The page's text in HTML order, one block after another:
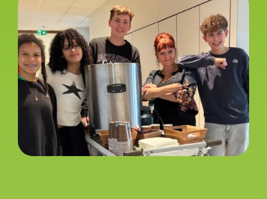
Mijn KC